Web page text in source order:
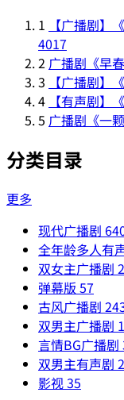
1
【广播剧】
4017
2 广播剧《早
3
【广播剧】
4 【有声剧】
5 广播剧《一
分类目录
更多
现代广播剧
全年龄多人有
双女主广播剧
弹幕版 57
古风广播剧
双男主广播剧
言情BG广播剧
双男主有声剧
影视35